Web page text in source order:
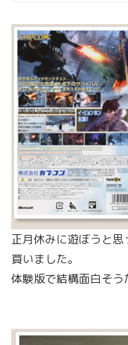
正月休みに遊ぼうと
買いました。
体験版で結構面白そう